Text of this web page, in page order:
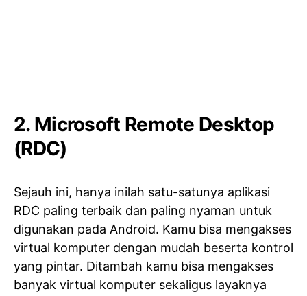
2. Microsoft Remote Desktop
(RDC)
Sejauh ini, hanya inilah satu-satunya aplikasi
RDC paling terbaik dan paling nyaman untuk
digunakan pada Android. Kamu bisa mengakses
virtual komputer dengan mudah beserta kontrol
yang pintar. Ditambah kamu bisa mengakses
banyak virtual komputer sekaligus layaknya